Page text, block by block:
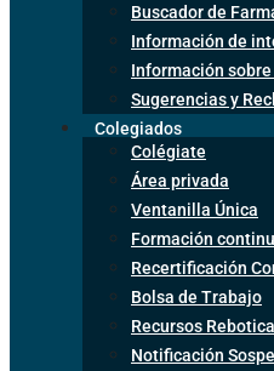
Buscador de
Información de
Información
Sugerencias y
Colegiados
Colégiate
Área privada
Ventanilla Única
Formación
Recertificación
Bolsa de Trabajo
Recursos Rebotica
Notificación